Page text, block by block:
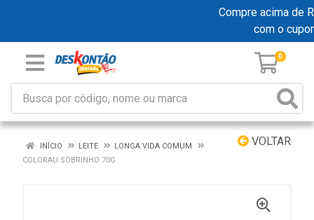
Compre acima de
com o
0
VOLTAR
INÍCIO LEITE
LONGA VIDA COMUM
COLORAU SOBRINHO 70G